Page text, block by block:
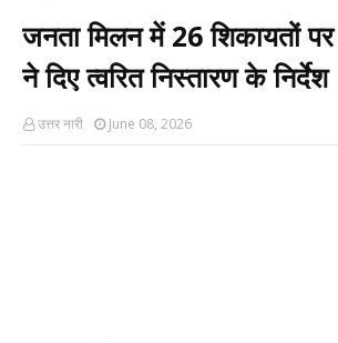
जनता मिलन में 26 शिकायतों
ने दिए त्वरित निस्तारण के निर्देश
उत्तर नारी June 08, 2026